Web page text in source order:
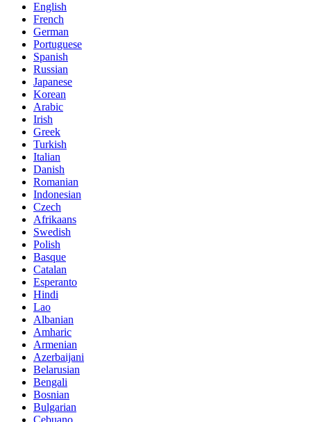
English
French
German
Portuguese
Spanish
Russian
Japanese
Korean
Arabic
Irish
Greek
Turkish
Italian
Danish
Romanian
Indonesian
Czech
Afrikaans
Swedish
Polish
Basque
Catalan
Esperanto
Hindi
Lao
Albanian
Amharic
Armenian
Azerbaijani
Belarusian
Bengali
Bosnian
Bulgarian